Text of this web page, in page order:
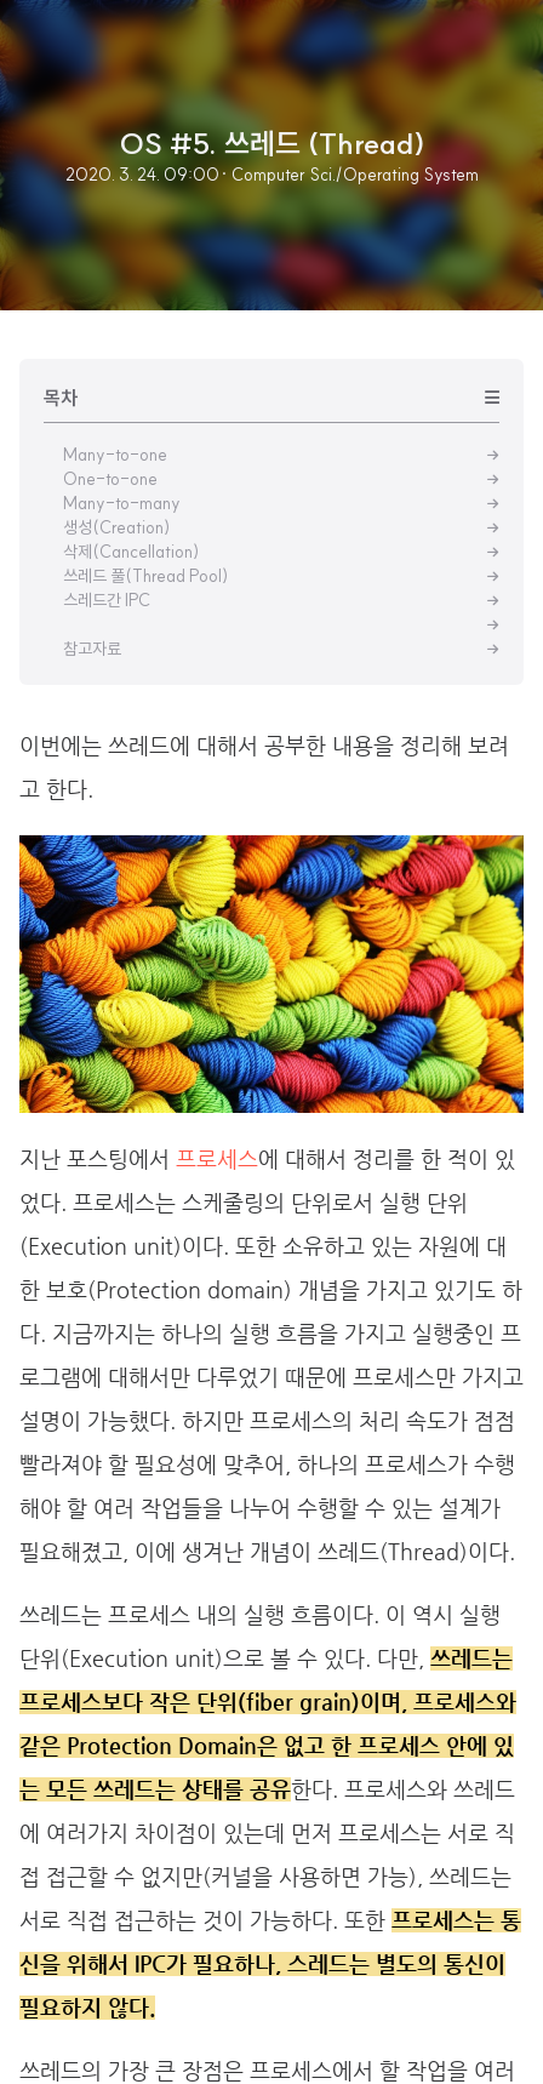
OS #5. 쓰레드 (Thread)
2020. 3. 24. 09:00· Computer Sci./Operating System
목차
Many-to-one
One-to-one
Many-to-many
생성(Creation)
삭제(Cancellation)
쓰레드 풀(Thread Pool)
스레드간 IPC
참고자료
이번에는 쓰레드에 대해서 공부한 내용을 정리해 보려
고 한다.
지난 포스팅에서 프로세스에 대해서 정리를 한 적이 있
었다. 프로세스는 스케줄링의 단위로서 실행 단위
(Execution unit)이다. 또한 소유하고 있는 자원에 대
한 보호(Protection domain) 개념을 가지고 있기도 하
다. 지금까지는 하나의 실행 흐름을 가지고 실행중인 프
로그램에 대해서만 다루었기 때문에 프로세스만 가지고
설명이 가능했다. 하지만 프로세스의 처리 속도가 점점
빨라져야 할 필요성에 맞추어, 하나의 프로세스가 수행
해야 할 여러 작업들을 나누어 수행할 수 있는 설계가
필요해졌고, 이에 생겨난 개념이 쓰레드(Thread)이다.
쓰레드는 프로세스 내의 실행 흐름이다. 이 역시 실행
단위(Execution unit)으로 볼 수 있다. 다만, 쓰레드는
프로세스보다 작은 단위(fiber grain)이며, 프로세스와
같은 Protection Domain은 없고 한 프로세스 안에 있
는 모든 쓰레드는 상태를 공유한다. 프로세스와 쓰레드
에 여러가지 차이점이 있는데 먼저 프로세스는 서로 직
접 접근할 수 없지만(커널을 사용하면 가능), 쓰레드는
서로 직접 접근하는 것이 가능하다. 또한 프로세스는 통
신을 위해서 IPC가 필요하나, 스레드는 별도의 통신이
필요하지 않다.
쓰레드의 가장 큰 장점은 프로세스에서 할 작업을 여러